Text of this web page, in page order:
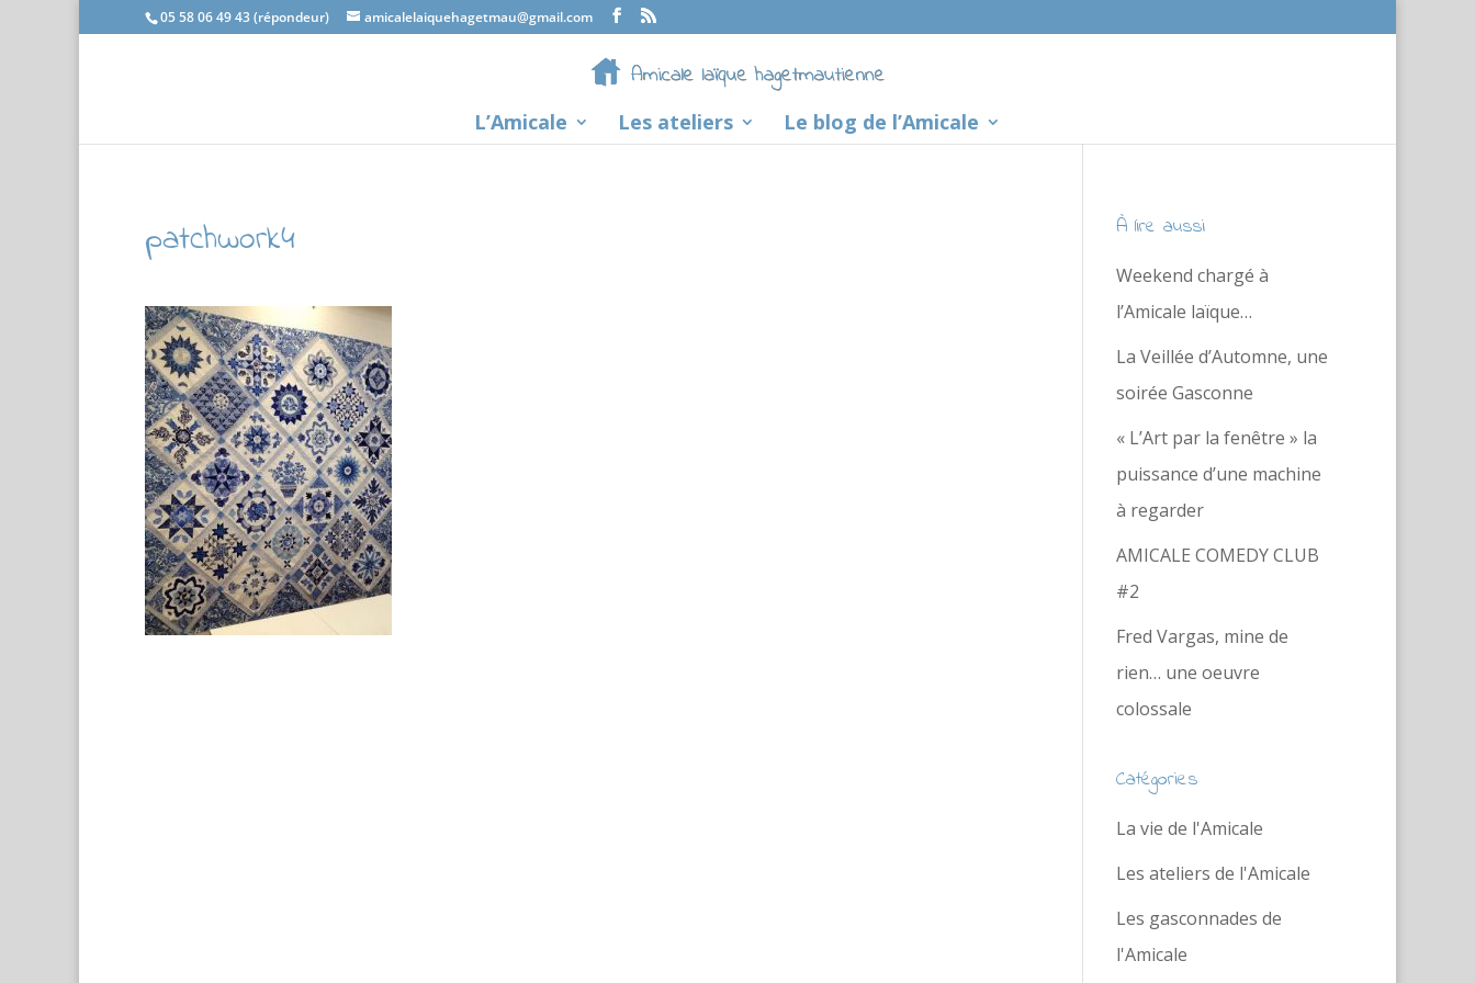
05 58 06 49 43 (répondeur) amicalelaiquehagetmau@gmail.com
L’Amicale Les ateliers Le blog de l’Amicale
patchwork4 À lire aussi
Weekend chargé à
l’Amicale laïque…
La Veillée d’Automne, une
soirée Gasconne
« L’Art par la fenêtre » la
puissance d’une machine
à regarder
AMICALE COMEDY CLUB
#2
Fred Vargas, mine de
rien… une oeuvre
colossale
Catégories
La vie de l'Amicale
Les ateliers de l'Amicale
Les gasconnades de
l'Amicale